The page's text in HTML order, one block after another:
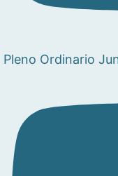
Pleno Ordinario